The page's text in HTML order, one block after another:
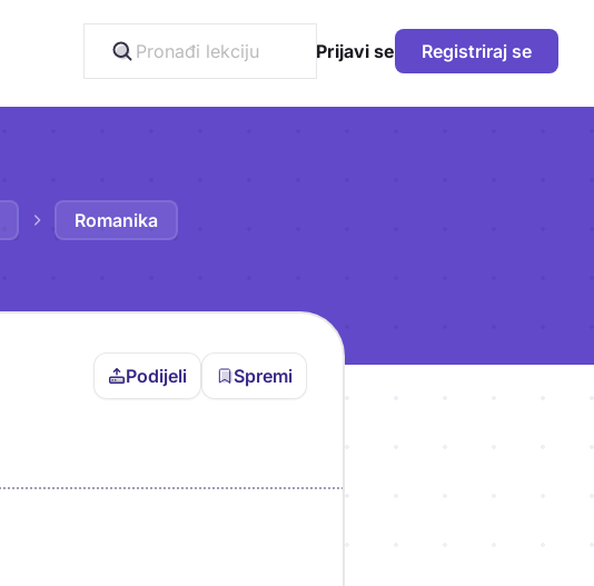
Prijavi se Registriraj se
Romanika
Podijeli Spremi